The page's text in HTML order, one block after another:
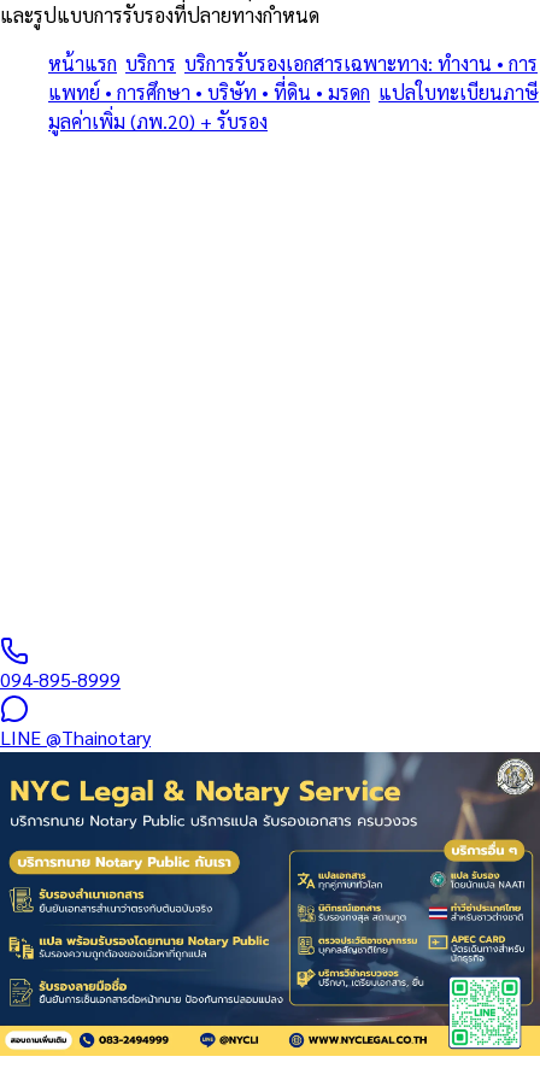
และรูปแบบการรับรองที่ปลายทางกำหนด
หน้าแรก บริการ บริการรับรองเอกสารเฉพาะทาง: ทำงาน • การ
แพทย์ • การศึกษา • บริษัท • ที่ดิน • มรดก แปลใบทะเบียนภาษี
มูลค่าเพิ่ม (ภพ.20) + รับรอง
094-895-8999
LINE@Thainotary